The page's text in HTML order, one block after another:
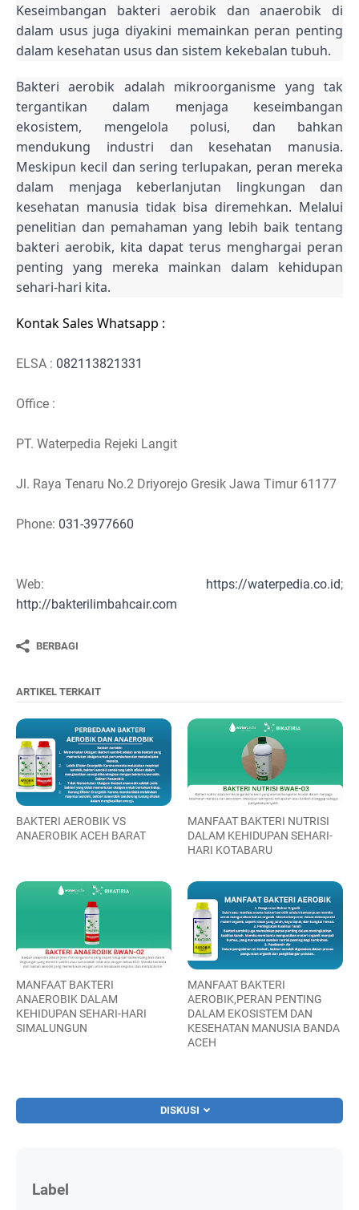
Keseimbangan bakteri aerobik dan anaerobik di
dalam usus juga diyakini memainkan peran penting
dalam kesehatan usus dan sistem kekebalan tubuh.
Bakteri aerobik adalah mikroorganisme yang tak
tergantikan dalam menjaga keseimbangan
ekosistem, mengelola polusi, dan bahkan
mendukung industri dan kesehatan manusia.
Meskipun kecil dan sering terlupakan, peran mereka
dalam menjaga keberlanjutan lingkungan dan
kesehatan manusia tidak bisa diremehkan. Melalui
penelitian dan pemahaman yang lebih baik tentang
bakteri aerobik, kita dapat terus menghargai peran
penting yang mereka mainkan dalam kehidupan
sehari-hari kita.
Kontak Sales Whatsapp :
ELSA : 082113821331
Office :
PT. Waterpedia Rejeki Langit
Jl. Raya Tenaru No.2 Driyorejo Gresik Jawa Timur 61177
Phone: 031-3977660
Web: https://waterpedia.co.id;
http://bakterilimbahcair.com
BERBAGI
ARTIKEL TERKAIT
BAKTERI AEROBIK VS
ANAEROBIK ACEH BARAT
MANFAAT BAKTERI NUTRISI
DALAM KEHIDUPAN SEHARI-
HARI KOTABARU
MANFAAT BAKTERI
ANAEROBIK DALAM
KEHIDUPAN SEHARI-HARI
SIMALUNGUN
MANFAAT BAKTERI
AEROBIK,PERAN PENTING
DALAM EKOSISTEM DAN
KESEHATAN MANUSIA BANDA
ACEH
DISKUSI
Label